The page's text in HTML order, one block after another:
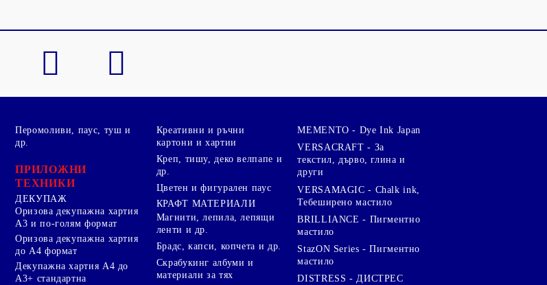
Перомоливи, паус, туш и
др.
ПРИЛОЖНИ
ТЕХНИКИ
ДЕКУПАЖ
Оризова декупажна хартия
А3 и по-голям формат
Оризова декупажна хартия
до А4 формат
Декупажна хартия А4 до
А3+ стандартна
Креативни и ръчни
картони и хартии
Креп, тишу, деко велпапе и
др.
Цветен и фигурален паус
КРАФТ МАТЕРИАЛИ
Магнити, лепила, лепящи
ленти и др.
Брадс, капси, копчета и др.
Скрабукинг албуми и
материали за тях
MEMENTO - Dye Ink Japan
VERSACRAFT - За
текстил, дърво, глина и
други
VERSAMAGIC - Chalk ink,
Тебеширено мастило
BRILLIANCE - Пигментно
мастило
StazON Series - Пигментно
мастило
DISTRESS - ДИСТРЕС